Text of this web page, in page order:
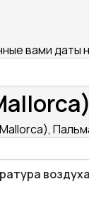
вами даты